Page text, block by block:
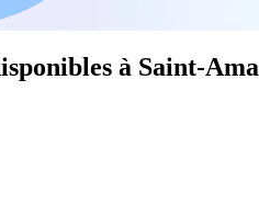
à Saint-